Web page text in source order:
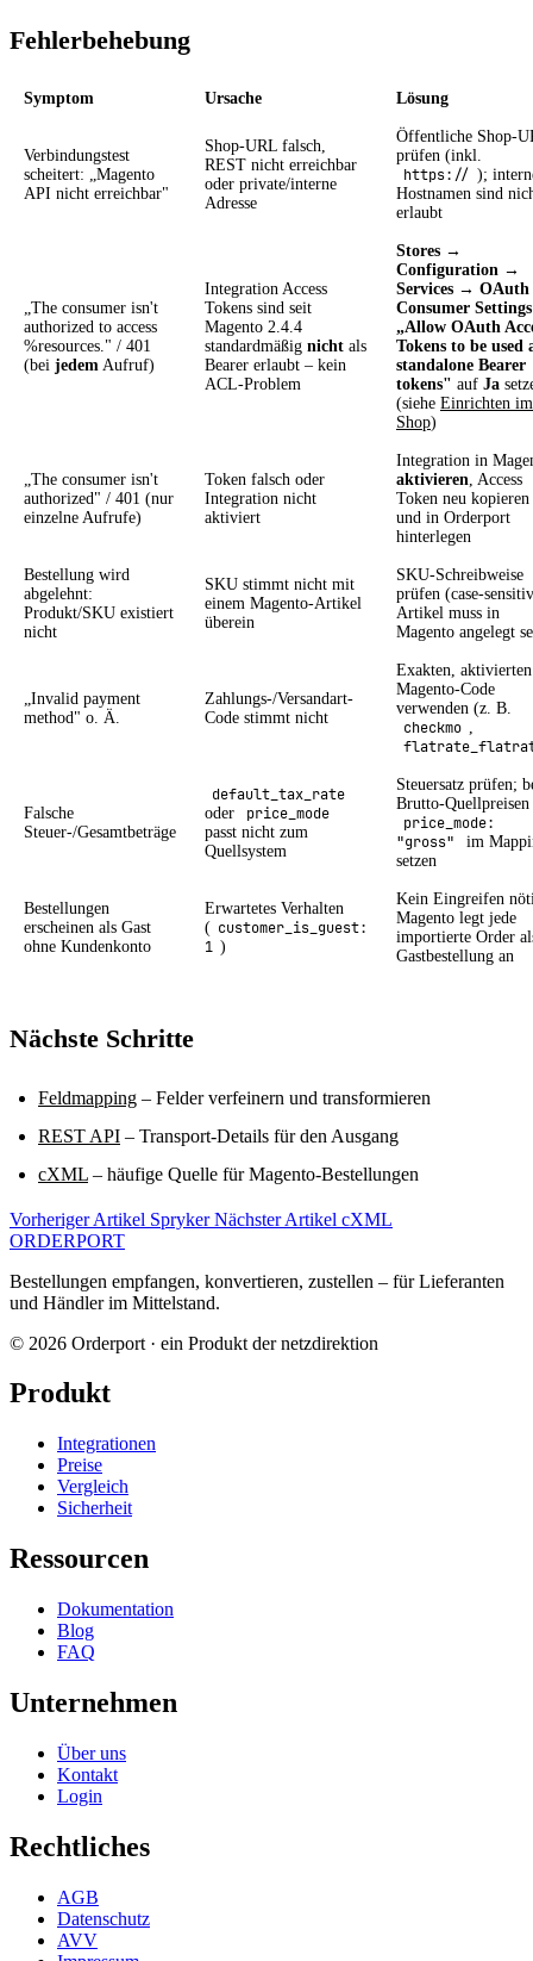
Fehlerbehebung
Symptom Ursache Lösung
Verbindungstest
scheitert: „Magento
API nicht erreichbar"
Shop-URL falsch,
REST nicht erreichbar
oder private/interne
Adresse
Öffentliche Shop-
prüfen (inkl.
https:// );
Hostnamen sind
erlaubt
„The consumer isn't
authorized to access
%resources." / 401
(bei jedem Aufruf)
Integration Access
Tokens sind seit
Magento 2.4.4
standardmäßig nicht als
Bearer erlaubt – kein
ACL-Problem
Stores →
Configuration →
Services →
Consumer
„Allow OAuth
Tokens to be used
standalone Bearer
tokens" auf Ja
(siehe Einrichten im
Shop)
„The consumer isn't
authorized" / 401 (nur
einzelne Aufrufe)
Token falsch oder
Integration nicht
aktiviert
Integration in
aktivieren , Access
Token neu kopieren
und in Orderport
hinterlegen
Bestellung wird
abgelehnt:
Produkt/SKU existiert
nicht
SKU stimmt nicht mit
einem Magento-Artikel
überein
SKU-Schreibweise
prüfen (case-
Artikel muss in
Magento angelegt
„Invalid payment
method" o. Ä.
Zahlungs-/Versandart-
Code stimmt nicht
Exakten, aktivierten
Magento-Code
verwenden (z. B.
checkmo
Falsche
Steuer-/Gesamtbeträge
default_tax_rate
oder price_mode
passt nicht zum
Quellsystem
Steuersatz prüfen;
Brutto-Quellpreisen
price_mode:
"gross"
im
setzen
Bestellungen
erscheinen als Gast
ohne Kundenkonto
Erwartetes Verhalten
( customer_is_guest:
1 )
Kein Eingreifen
Magento legt jede
importierte Order
Gastbestellung an
Nächste Schritte
Feldmapping – Felder verfeinern und transformieren
REST API – Transport-Details für den Ausgang
cXML – häufige Quelle für Magento-Bestellungen
Vorheriger Artikel Spryker Nächster Artikel cXML
ORDERPORT
Bestellungen empfangen, konvertieren, zustellen – für Lieferanten
und Händler im Mittelstand.
© 2026 Orderport · ein Produkt der netzdirektion
Produkt
Integrationen
Preise
Vergleich
Sicherheit
Ressourcen
Dokumentation
Blog
FAQ
Unternehmen
Über uns
Kontakt
Login
Rechtliches
AGB
Datenschutz
AVV